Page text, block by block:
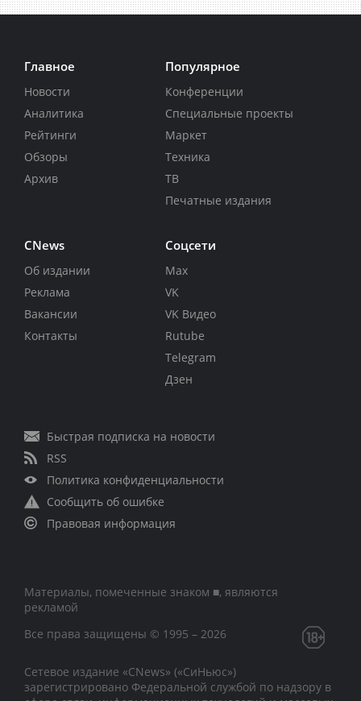
Главное
Новости
Аналитика
Рейтинги
Обзоры
Архив
Популярное
Конференции
Специальные проекты
Маркет
Техника
ТВ
Печатные издания
CNews
Об издании
Реклама
Вакансии
Контакты
Соцсети
Max
VK
VK Видео
Rutube
Telegram
Дзен
Быстрая подписка на новости
RSS
Политика конфиденциальности
Сообщить об ошибке
Правовая информация
Материалы, помеченные знаком ■, являются
рекламой
Все права защищены © 1995 – 2026
Сетевое издание «CNews» («СиНьюс»)
зарегистрировано Федеральной службой по надзору в